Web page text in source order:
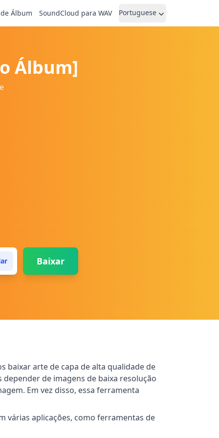
Álbum SoundCloud para WAV Portuguese
Álbum]
Baixar
baixar arte de capa de alta qualidade de
de imagens de baixa resolução
Em vez disso, essa ferramenta
várias aplicações, como ferramentas de